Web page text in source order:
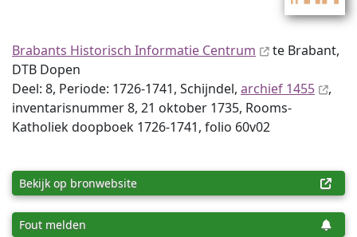
Brabants Historisch Informatie Centrum
te Brabant,
DTB Dopen
Deel: 8, Periode: 1726-1741, Schijndel, archief 1455
,
inventaris­num­mer 8, 21 oktober 1735, Rooms-
Katholiek doopboek 1726-1741, folio 60v02
Bekijk op bronwebsite
Fout melden